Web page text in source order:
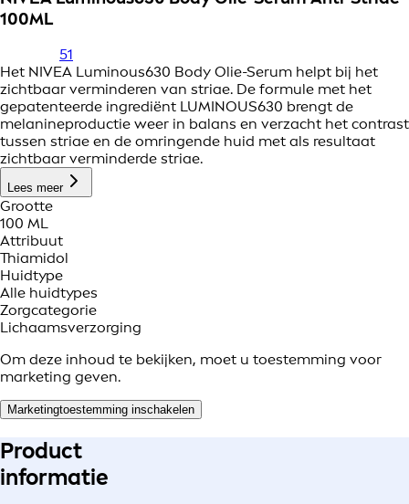
100ML
51
Het NIVEA Luminous630 Body Olie-Serum helpt bij het
zichtbaar verminderen van striae. De formule met het
gepatenteerde ingrediënt LUMINOUS630 brengt de
melanineproductie weer in balans en verzacht het contrast
tussen striae en de omringende huid met als resultaat
zichtbaar verminderde striae.
Lees meer
Grootte
100 ML
Attribuut
Thiamidol
Huidtype
Alle huidtypes
Zorgcategorie
Lichaamsverzorging
Om deze inhoud te bekijken, moet u toestemming voor
marketing geven.
Marketingtoestemming inschakelen
Product
informatie